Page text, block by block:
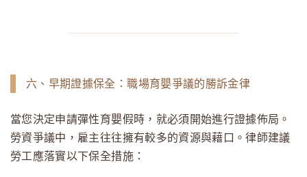
六、早期證據保全：職場育嬰爭議的勝訴金律
當您決定申請彈性育嬰假時，就必須開始進行證據佈局。
勞資爭議中，雇主往往擁有較多的資源與藉口。律師建議
勞工應落實以下保全措施：